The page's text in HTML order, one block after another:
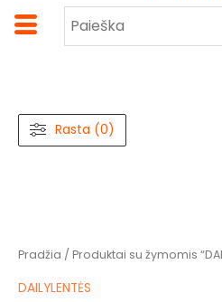
Rasta (0)
Pradžia / Produktai su žymomis
DAILYLENTĖS